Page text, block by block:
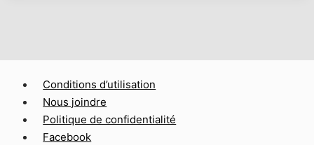
Conditions d’utilisation
Nous joindre
Politique de confidentialité
Facebook